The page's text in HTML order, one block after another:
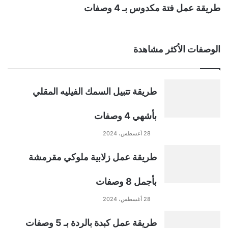
طريقة عمل فتة مكدوس بـ 4 وصفات
الوصفات الأكثر مشاهدة
طريقة تتبيل السمك الفيليه المقلي
بأشهي 4 وصفات
28 أغسطس، 2024
طريقة عمل زلابية ملوكي مقرمشة
بأجمل 8 وصفات
28 أغسطس، 2024
طريقة عمل كبدة بالردة بـ 5 وصفات